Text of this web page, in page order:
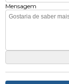
Mensagem